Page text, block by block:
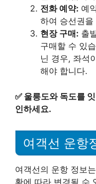
전화 예약: 예
하여 승선권
현장 구매: 출
구매할 수 있
닌 경우, 좌석
해야 합니다.
✅ 울릉도와 독도를
인하세요.
여객선 운항
여객선의 운항 정보
황에 따라 변경될 수